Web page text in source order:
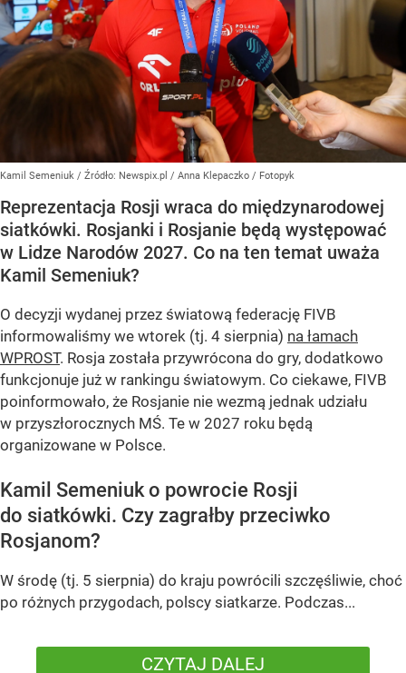
Kamil Semeniuk / Źródło: Newspix.pl / Anna Klepaczko / Fotopyk
Reprezentacja Rosji wraca do międzynarodowej
siatkówki. Rosjanki i Rosjanie będą występować
w Lidze Narodów 2027. Co na ten temat uważa
Kamil Semeniuk?
O decyzji wydanej przez światową federację FIVB
informowaliśmy we wtorek (tj. 4 sierpnia) na łamach
WPROST. Rosja została przywrócona do gry, dodatkowo
funkcjonuje już w rankingu światowym. Co ciekawe, FIVB
poinformowało, że Rosjanie nie wezmą jednak udziału
w przyszłorocznych MŚ. Te w 2027 roku będą
organizowane w Polsce.
Kamil Semeniuk o powrocie Rosji
do siatkówki. Czy zagrałby przeciwko
Rosjanom?
W środę (tj. 5 sierpnia) do kraju powrócili szczęśliwie, choć
po różnych przygodach, polscy siatkarze. Podczas...
CZYTAJ DALEJ